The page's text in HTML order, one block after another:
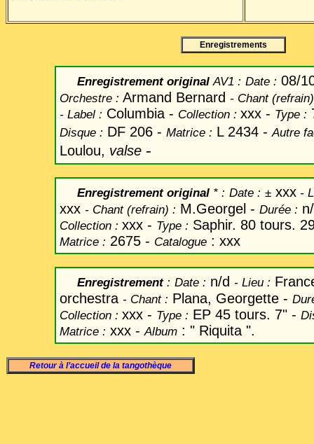
Enregistrements
Enregistrement originalAV1 : Date : 08/
Orchestre : Armand Bernard - Chant
- Label : Columbia - Collection : xxx - Type :
Disque : DF 206 - Matrice : L 2434 - Autre
Loulou, valse -
Enregistrement original * : Date : ± xxx -
xxx - Chant(refrain) : M.Georgel - Durée :
Collection : xxx - Type : Saphir. 80 tours.
Matrice : 2675 - Catalogue : xxx
Enregistrement : Date : n/d - Lieu :
orchestra - Chant: Plana, Georgette -
Collection : xxx - Type : EP 45 tours. 7" -
Matrice : xxx - Album : " Riquita ".
Retour à l’accueil de la tangothèque